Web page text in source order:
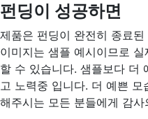
펀딩이 성공하면
제품은 펀딩이 완전히 종료
이미지는 샘플 예시이므로
할 수 있습니다. 샘플보다 더
고 노력중 입니다. 더 예쁜
해주시는 모든 분들에게 감